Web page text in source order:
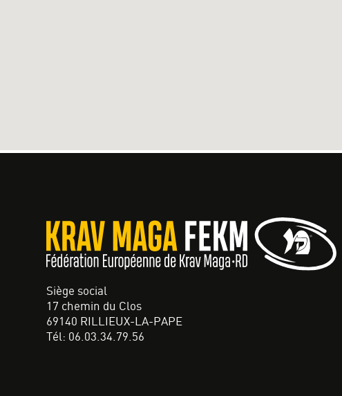
Siège social
17 chemin du Clos
69140 RILLIEUX-LA-PAPE
Tél: 06.03.34.79.56